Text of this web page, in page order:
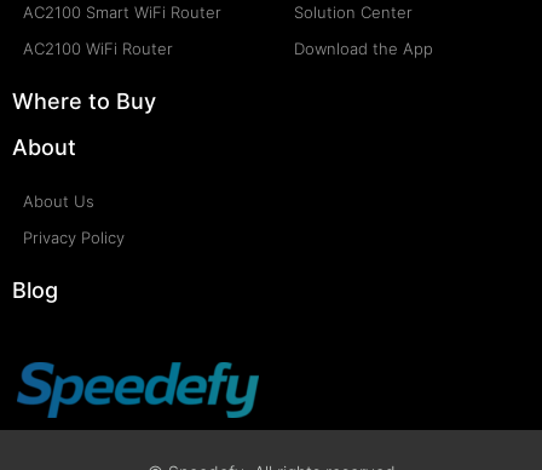
AC2100 Smart WiFi Router
AC2100 WiFi Router
Solution Center
Download the App
Where to Buy
About
About Us
Privacy Policy
Blog